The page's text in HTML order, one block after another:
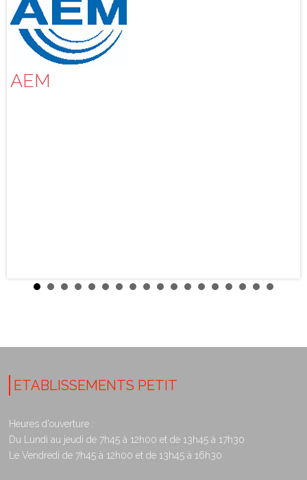
AEM
ETABLISSEMENTS PETIT
Heures d'ouverture :
Du Lundi au jeudi de 7h45 à 12h00 et de 13h45 à 17h30
Le Vendredi de 7h45 à 12h00 et de 13h45 à 16h30